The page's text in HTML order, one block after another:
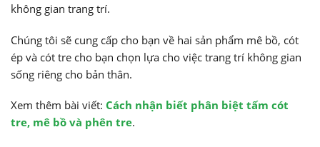
không gian trang trí.
Chúng tôi sẽ cung cấp cho bạn về hai sản phẩm mê bồ, cót
ép và cót tre cho bạn chọn lựa cho việc trang trí không gian
sống riêng cho bản thân.
Xem thêm bài viết: Cách nhận biết phân biệt tấm cót
tre, mê bồ và phên tre.